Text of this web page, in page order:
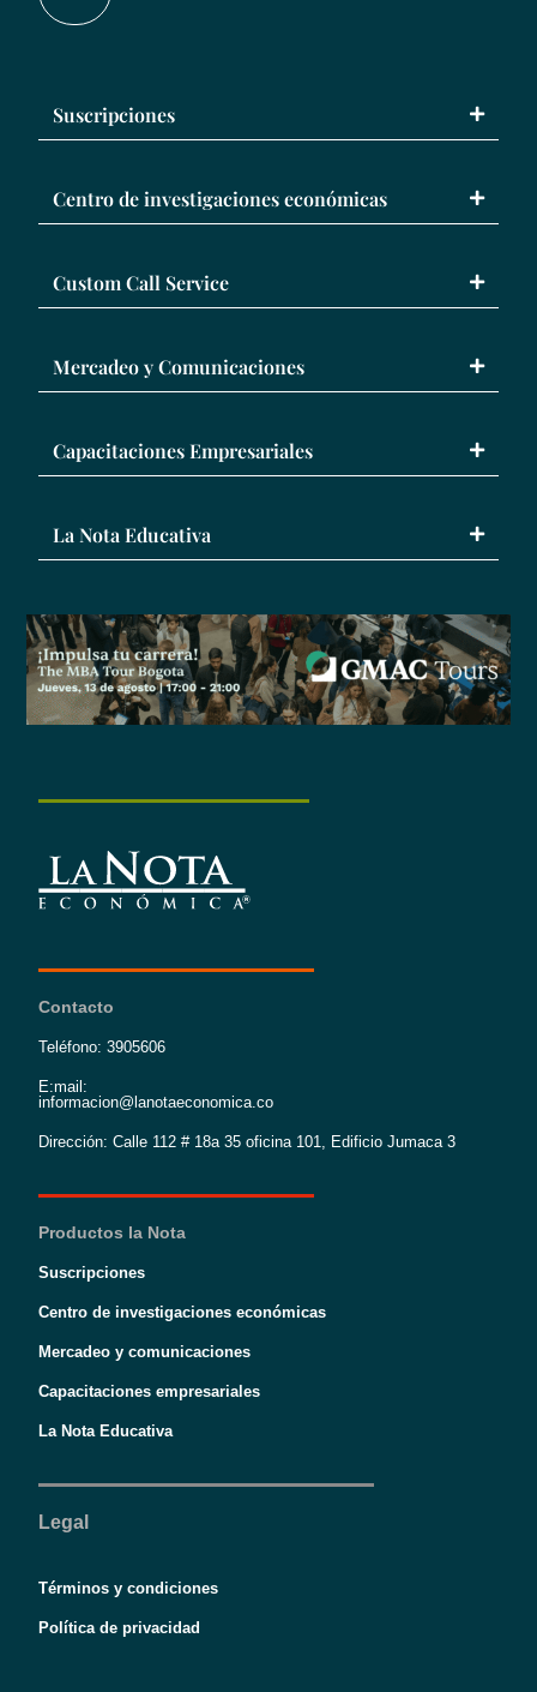
Suscripciones
Centro de investigaciones económicas
Custom Call Service
Mercadeo y Comunicaciones
Capacitaciones Empresariales
La Nota Educativa
Contacto
Teléfono: 3905606
E:mail:
informacion@lanotaeconomica.co
Dirección: Calle 112 # 18a 35 oficina 101, Edificio Jumaca 3
Productos la Nota
Suscripciones
Centro de investigaciones económicas
Mercadeo y comunicaciones
Capacitaciones empresariales
La Nota Educativa
Legal
Términos y condiciones
Política de privacidad